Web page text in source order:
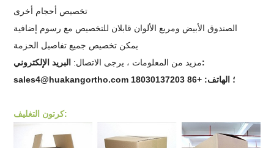
تخصيص أحجام أخرى
الصندوق الأبيض ومربع الألوان قابلان للتخصيص مع رسوم إضافية
يمكن تخصيص جميع تفاصيل الحزمة
مزيد من المعلومات ، يرجى الاتصال: البريد الإلكتروني:
sales4@huakangortho.com ؛ الهاتف: +86 18030137203
كرتون التغليف: